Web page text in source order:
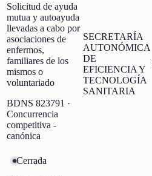
Solicitud de ayuda
mutua y autoayuda
llevadas a cabo por
asociaciones de
enfermos,
familiares de los
mismos o
voluntariado
BDNS 823791 ·
Concurrencia
competitiva -
canónica
SECRETARÍA
AUTONÓMICA
DE
EFICIENCIA Y
TECNOLOGÍA
SANITARIA
Cerrada